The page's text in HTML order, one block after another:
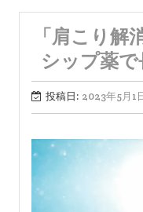
「肩こり解
シップ薬で
投稿日: 2023年5月1